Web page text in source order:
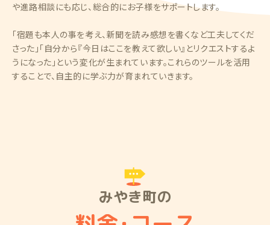
や進路相談にも応じ、総合的にお子様をサポートします。
「宿題も本人の事を考え、新聞を読み感想を書くなど工夫してくだ
さった」「自分から『今日はここを教えて欲しい』とリクエストするよ
うになった」という変化が生まれています。これらのツールを活用
することで、自主的に学ぶ力が育まれていきます。
みやき町の